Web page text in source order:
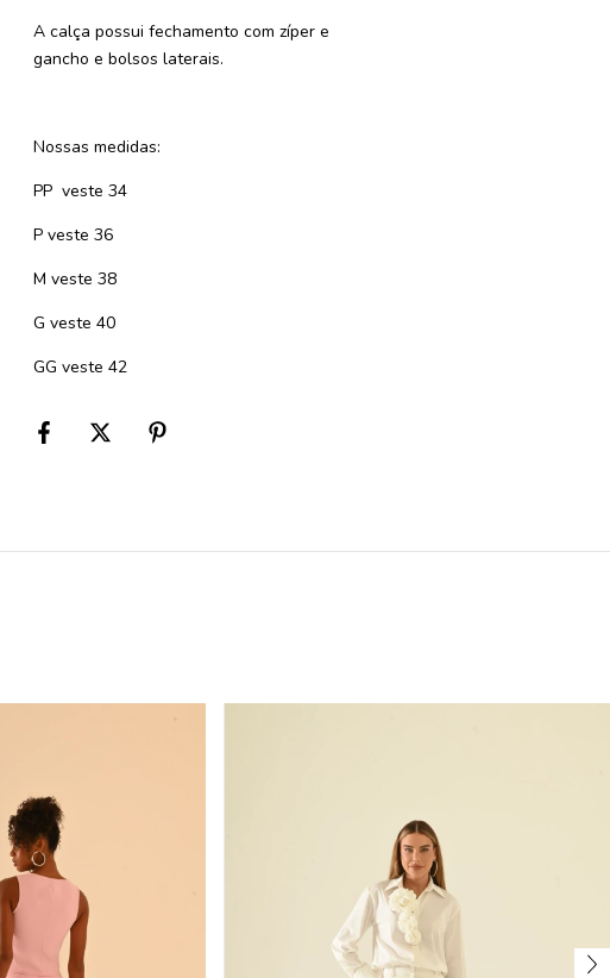
A calça possui fechamento com zíper e
gancho e bolsos laterais.
Nossas medidas:
PP veste 34
P veste 36
M veste 38
G veste 40
GG veste 42